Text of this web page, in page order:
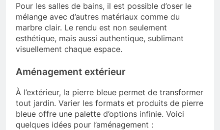
Pour les salles de bains, il est possible d’oser le
mélange avec d’autres matériaux comme du
marbre clair. Le rendu est non seulement
esthétique, mais aussi authentique, sublimant
visuellement chaque espace.
Aménagement extérieur
À l’extérieur, la pierre bleue permet de transformer
tout jardin. Varier les formats et produits de pierre
bleue offre une palette d’options infinie. Voici
quelques idées pour l’aménagement :